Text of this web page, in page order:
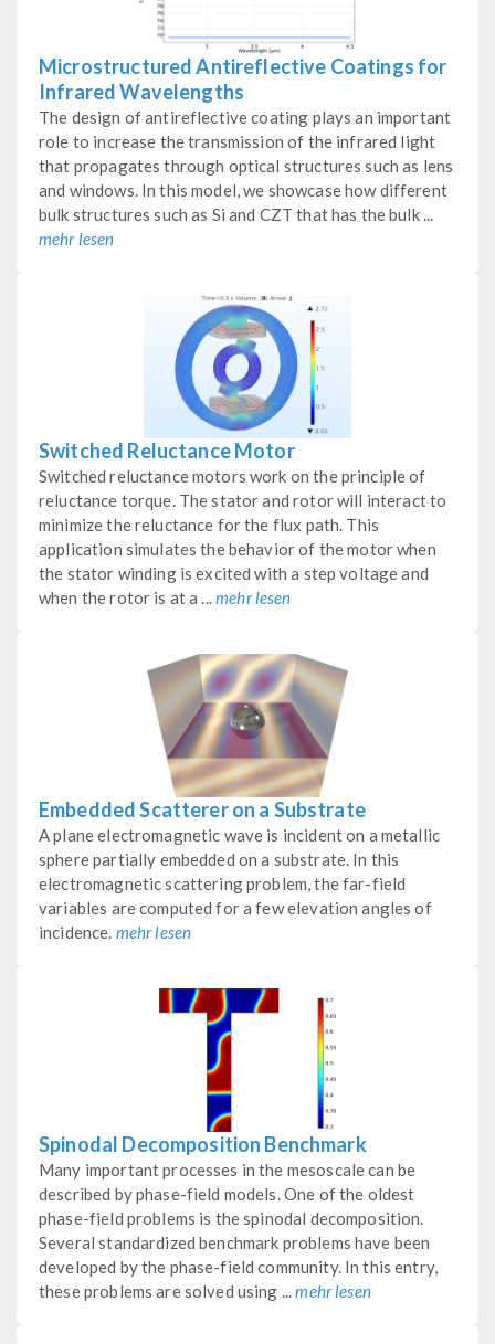
Microstructured Antireflective Coatings for
Infrared Wavelengths
The design of antireflective coating plays an important
role to increase the transmission of the infrared light
that propagates through optical structures such as lens
and windows. In this model, we showcase how different
bulk structures such as Si and CZT that has the bulk ...
mehr lesen
Switched Reluctance Motor
Switched reluctance motors work on the principle of
reluctance torque. The stator and rotor will interact to
minimize the reluctance for the flux path. This
application simulates the behavior of the motor when
the stator winding is excited with a step voltage and
when the rotor is at a ...mehr lesen
Embedded Scatterer on a Substrate
A plane electromagnetic wave is incident on a metallic
sphere partially embedded on a substrate. In this
electromagnetic scattering problem, the far-field
variables are computed for a few elevation angles of
incidence. mehr lesen
Spinodal Decomposition Benchmark
Many important processes in the mesoscale can be
described by phase-field models. One of the oldest
phase-field problems is the spinodal decomposition.
Several standardized benchmark problems have been
developed by the phase-field community. In this entry,
these problems are solved using ...mehr lesen